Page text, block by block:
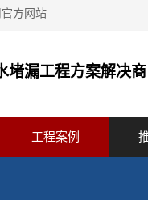
方网站
堵漏工程方案解决
工程案例